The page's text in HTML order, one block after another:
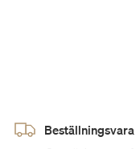
Beställningsvara